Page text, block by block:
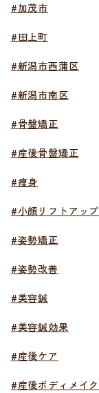
#加茂市
#田上町
#新潟市西蒲区
#新潟市南区
#骨盤矯正
#産後骨盤矯正
#痩身
#小顔リフトアップ
#姿勢矯正
#姿勢改善
#美容鍼
#美容鍼効果
#産後ケア
#産後ボディメイク